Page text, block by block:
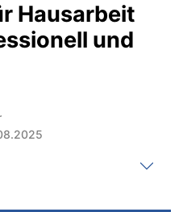
Hausarbeit
und